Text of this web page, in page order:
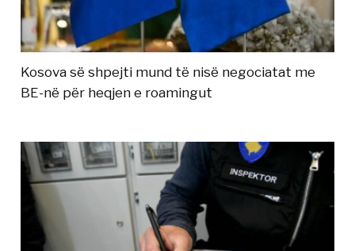
Kosova së shpejti mund të nisë negociatat me
BE-në për heqjen e roamingut